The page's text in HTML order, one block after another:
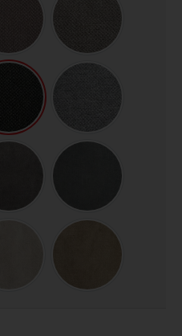
Siena Brown Siena Dark Beige
Siena Dark Gray
Pluș Ash Warm GrayPluș Cement
Pluș Sand Pluș Tofee